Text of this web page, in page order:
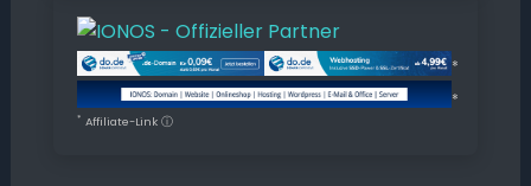
*
*
* Affiliate-Link ⓘ